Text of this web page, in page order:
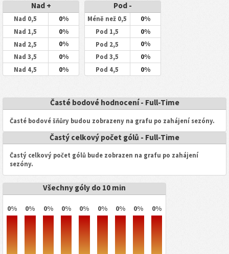
Nad +
Nad 0,5 0%
Nad 1,5 0%
Nad 2,5 0%
Nad 3,5 0%
Nad 4,5 0%
Pod -
Méně než 0,5 0%
Pod 1,5 0%
Pod 2,5 0%
Pod 3,5 0%
Pod 4,5 0%
Časté bodové hodnocení - Full-Time
Časté bodové šňůry budou zobrazeny na grafu po zahájení sezóny.
Častý celkový počet gólů - Full-Time
Častý celkový počet gólů bude zobrazen na grafu po zahájení
sezóny.
Všechny góly do 10 min
0% 0% 0% 0% 0% 0% 0% 0% 0%